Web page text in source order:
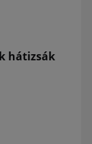
hátizsák